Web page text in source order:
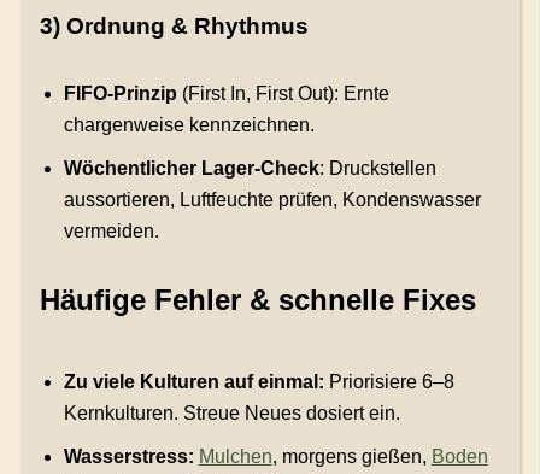
3) Ordnung & Rhythmus
FIFO-Prinzip (First In, First Out): Ernte
chargenweise kennzeichnen.
Wöchentlicher Lager-Check: Druckstellen
aussortieren, Luftfeuchte prüfen, Kondenswasser
vermeiden.
Häufige Fehler & schnelle Fixes
Zu viele Kulturen auf einmal: Priorisiere 6–8
Kernkulturen. Streue Neues dosiert ein.
Wasserstress: Mulchen, morgens gießen, Boden